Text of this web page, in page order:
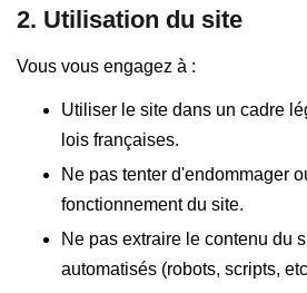
2. Utilisation du site
Vous vous engagez à :
Utiliser le site dans un cadre
lois françaises.
Ne pas tenter d'endommager
fonctionnement du site.
Ne pas extraire le contenu du
automatisés (robots, scripts,